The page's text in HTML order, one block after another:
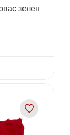
зелен